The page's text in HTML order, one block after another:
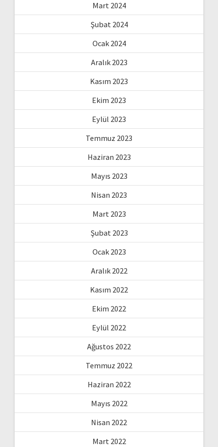
Mart 2024
Şubat 2024
Ocak 2024
Aralık 2023
Kasım 2023
Ekim 2023
Eylül 2023
Temmuz 2023
Haziran 2023
Mayıs 2023
Nisan 2023
Mart 2023
Şubat 2023
Ocak 2023
Aralık 2022
Kasım 2022
Ekim 2022
Eylül 2022
Ağustos 2022
Temmuz 2022
Haziran 2022
Mayıs 2022
Nisan 2022
Mart 2022